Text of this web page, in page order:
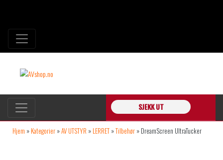
SJEKK UT
Hjem » Kategorier »AV UTSTYR » LERRET »Tilbehør » DreamScreen UltraTucker